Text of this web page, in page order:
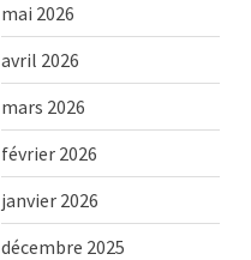
mai 2026
avril 2026
mars 2026
février 2026
janvier 2026
décembre 2025